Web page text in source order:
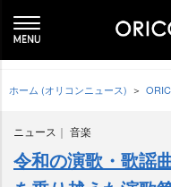
ホーム (オリコンニュース)
ニュース 音楽
令和の演歌・歌謡